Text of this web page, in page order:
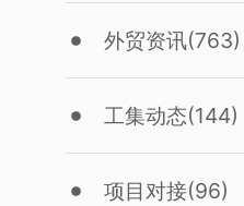
外贸资讯(763)
工集动态(144)
项目对接(96)